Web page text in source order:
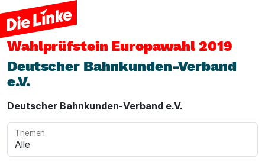
Wahlprüfstein Europawahl 2019
Deutscher Bahnkunden-Verband
e.V.
Deutscher Bahnkunden-Verband e.V.
Themen